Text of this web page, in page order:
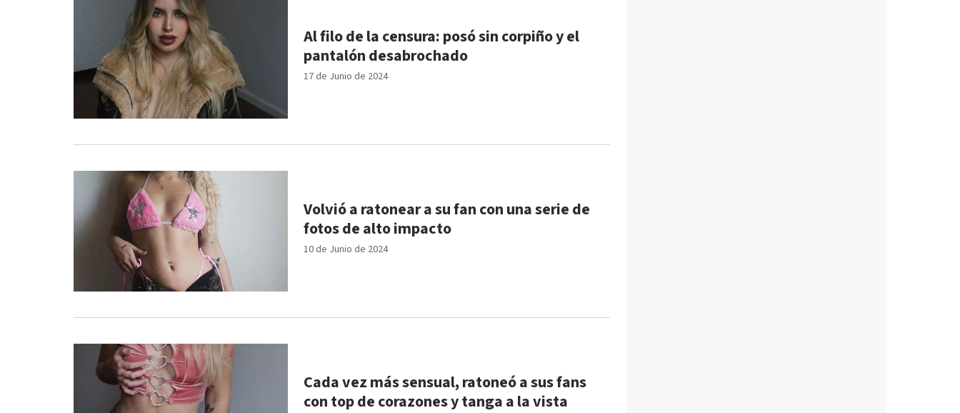
17 de Junio de 2024
Al filo de la censura: posó sin corpiño y el
pantalón desabrochado
10 de Junio de 2024
Volvió a ratonear a su fan con una serie de
fotos de alto impacto
Cada vez más sensual, ratoneó a sus fans
con top de corazones y tanga a la vista